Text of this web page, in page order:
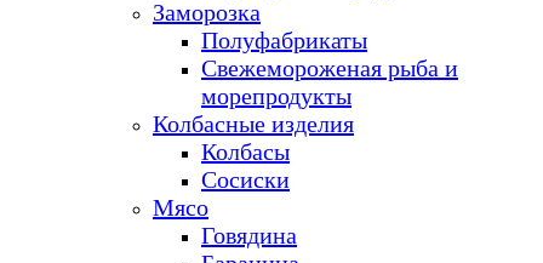
Заморозка
Полуфабрикаты
Свежемороженая рыба и
морепродукты
Колбасные изделия
Колбасы
Сосиски
Мясо
Говядина